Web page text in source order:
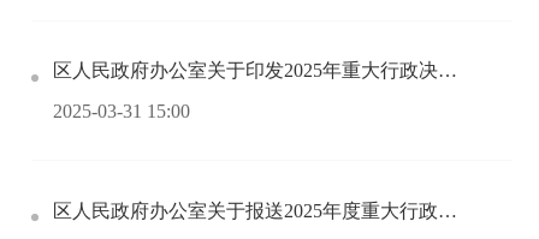
区人民政府办公室关于印发2025年重大行政决策事项目录的通知
2025-03-31 15:00
区人民政府办公室关于报送2025年度重大行政决策事项的通知